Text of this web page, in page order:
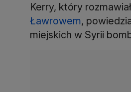
Kerry, który
Ławrowem,
miejskich w Syrii